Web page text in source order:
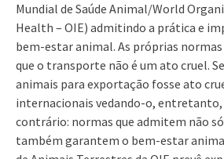
Mundial de Saúde Animal/World
Health – OIE) admitindo a prática e
bem-estar animal. As próprias normas
que o transporte não é um ato cruel.
animais para exportação fosse ato
internacionais vedando-o, entretanto,
contrário: normas que admitem não
também garantem o bem-estar